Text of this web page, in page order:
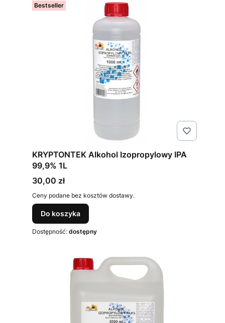
Bestseller
KRYPTONTEK Alkohol Izopropylowy IPA
99,9% 1L
Cena
30,00 zł
Ceny podane bez kosztów dostawy.
Do koszyka
Dostępność: dostępny